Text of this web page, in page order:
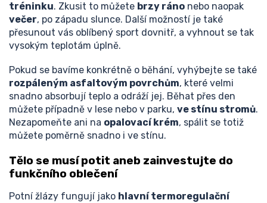
tréninku. Zkusit to můžete brzy ráno nebo naopak
večer, po západu slunce. Další možností je také
přesunout vás oblíbený sport dovnitř, a vyhnout se tak
vysokým teplotám úplně.
Pokud se bavíme konkrétně o běhání, vyhýbejte se také
rozpáleným asfaltovým povrchům, které velmi
snadno absorbují teplo a odráží jej. Běhat přes den
můžete případně v lese nebo v parku, ve stínu stromů.
Nezapomeňte ani na opalovací krém, spálit se totiž
můžete poměrně snadno i ve stínu.
Tělo se musí potit aneb zainvestujte do
funkčního oblečení
Potní žlázy fungují jako hlavní termoregulační